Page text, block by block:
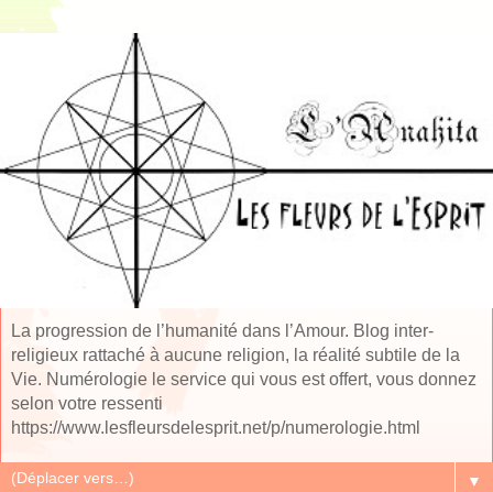
La progression de l’humanité dans l’Amour. Blog inter-
religieux rattaché à aucune religion, la réalité subtile de la
Vie. Numérologie le service qui vous est offert, vous donnez
selon votre ressenti
https://www.lesfleursdelesprit.net/p/numerologie.html
▼